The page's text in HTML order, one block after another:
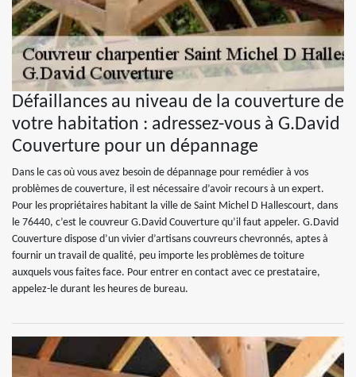
Défaillances au niveau de la couverture de
votre habitation : adressez-vous à G.David
Couverture pour un dépannage
Dans le cas où vous avez besoin de dépannage pour remédier à vos
problèmes de couverture, il est nécessaire d’avoir recours à un expert.
Pour les propriétaires habitant la ville de Saint Michel D Hallescourt, dans
le 76440, c’est le couvreur G.David Couverture qu’il faut appeler. G.David
Couverture dispose d’un vivier d’artisans couvreurs chevronnés, aptes à
fournir un travail de qualité, peu importe les problèmes de toiture
auxquels vous faites face. Pour entrer en contact avec ce prestataire,
appelez-le durant les heures de bureau.